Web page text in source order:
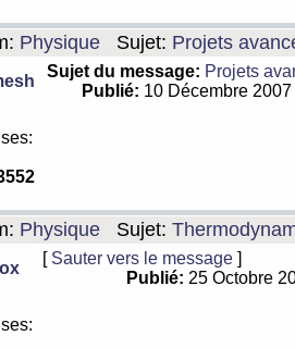
Physique Sujet: Projets
Sujet du message: Projets
Publié: 10 Décembre
Physique Sujet:
[ Sauter vers le message ]
Publié: 25 Octobre